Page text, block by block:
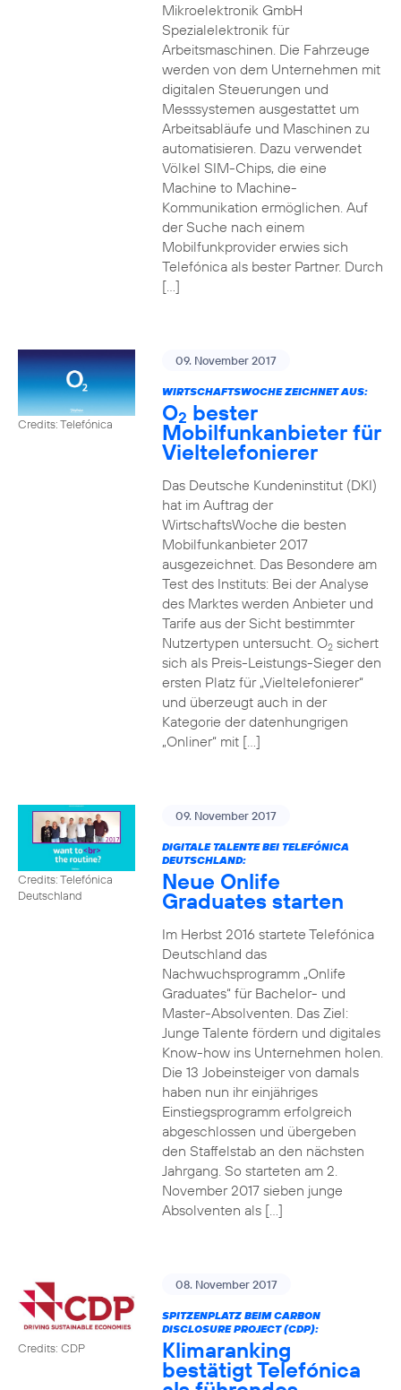
Mikroelektronik GmbH
Spezialelektronik für
Arbeitsmaschinen. Die Fahrzeuge
werden von dem Unternehmen mit
digitalen Steuerungen und
Messsystemen ausgestattet um
Arbeitsabläufe und Maschinen zu
automatisieren. Dazu verwendet
Völkel SIM-Chips, die eine
Machine to Machine-
Kommunikation ermöglichen. Auf
der Suche nach einem
Mobilfunkprovider erwies sich
Telefónica als bester Partner. Durch
[…]
Credits: Telefónica
09. November 2017
WIRTSCHAFTSWOCHE ZEICHNET AUS:
O2 bester
Mobilfunkanbieter für
Vieltelefonierer
Das Deutsche Kundeninstitut (DKI)
hat im Auftrag der
WirtschaftsWoche die besten
Mobilfunkanbieter 2017
ausgezeichnet. Das Besondere am
Test des Instituts: Bei der Analyse
des Marktes werden Anbieter und
Tarife aus der Sicht bestimmter
Nutzertypen untersucht. O2sichert
sich als Preis-Leistungs-Sieger den
ersten Platz für „Vieltelefonierer“
und überzeugt auch in der
Kategorie der datenhungrigen
„Onliner“ mit […]
Credits: Telefónica
Deutschland
09. November 2017
DIGITALE TALENTE BEI TELEFÓNICA
DEUTSCHLAND:
Neue Onlife
Graduates starten
Im Herbst 2016 startete Telefónica
Deutschland das
Nachwuchsprogramm „Onlife
Graduates“ für Bachelor- und
Master-Absolventen. Das Ziel:
Junge Talente fördern und digitales
Know-how ins Unternehmen holen.
Die 13 Jobeinsteiger von damals
haben nun ihr einjähriges
Einstiegsprogramm erfolgreich
abgeschlossen und übergeben
den Staffelstab an den nächsten
Jahrgang. So starteten am 2.
November 2017 sieben junge
Absolventen als […]
Credits: CDP
08. November 2017
SPITZENPLATZ BEIM CARBON
DISCLOSURE PROJECT (CDP):
Klimaranking
bestätigt Telefónica